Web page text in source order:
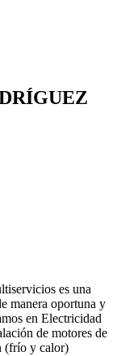
es una
manera oportuna y
en Electricidad
de motores de
(frío y calor)